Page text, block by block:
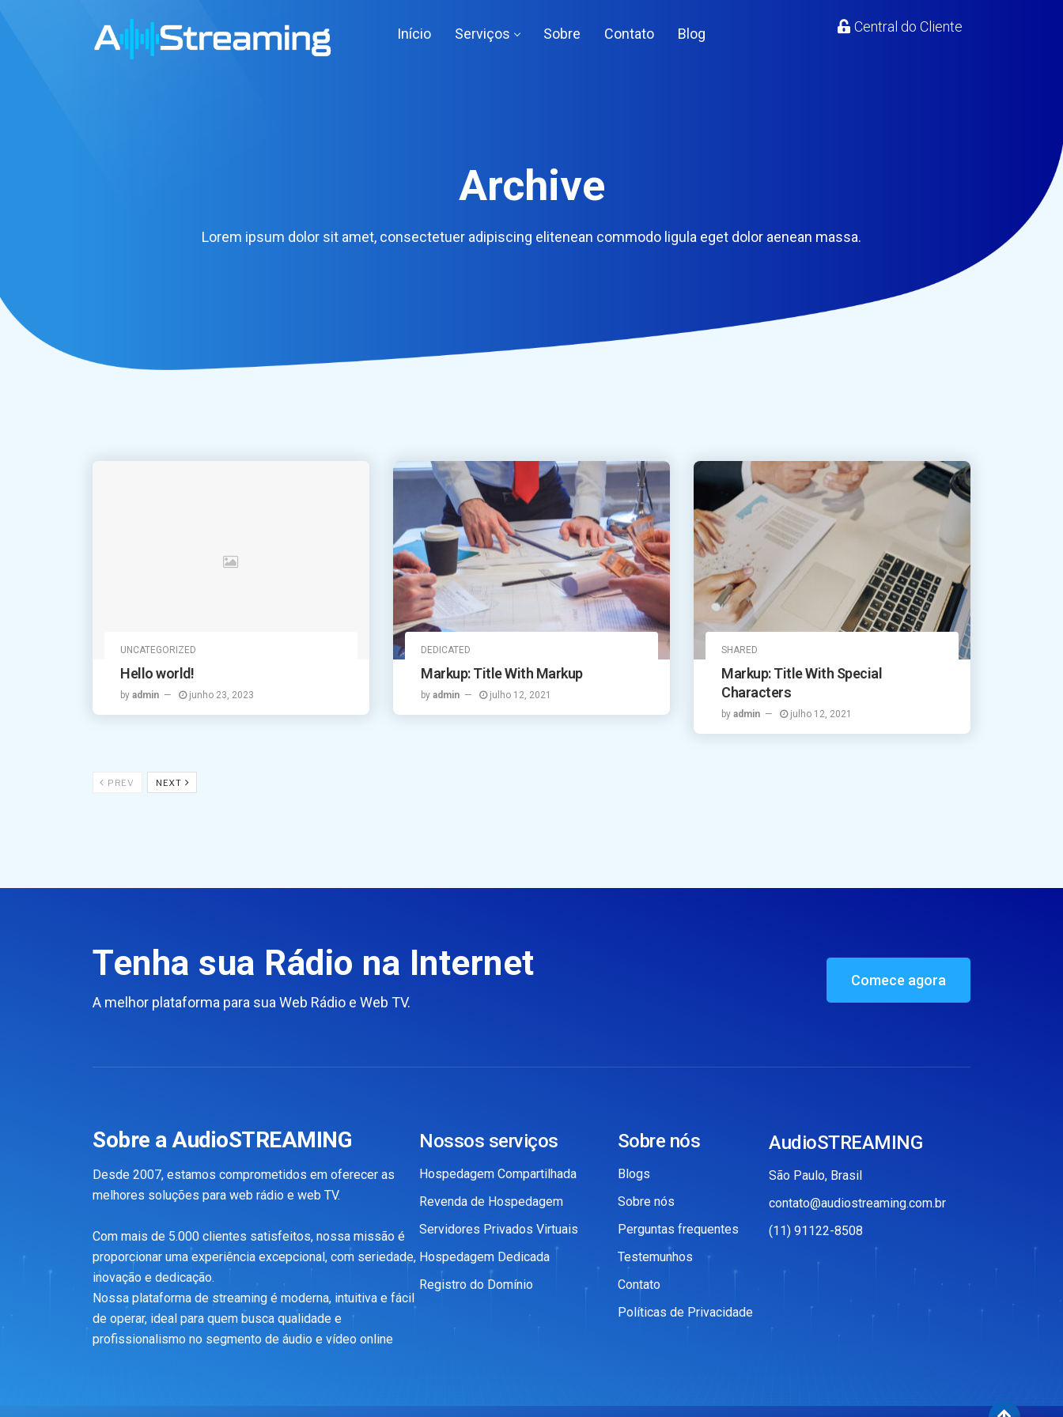
Início Serviços Sobre Contato Blog Central do Cliente
Archive​
Lorem ipsum dolor sit amet, consectetuer adipiscing elitenean commodo ligula eget dolor aenean massa.
UNCATEGORIZED
Hello world!
by admin junho 23, 2023
DEDICATED
Markup: Title With Markup
by admin julho 12, 2021
SHARED
Markup: Title With Special
Characters
by admin julho 12, 2021
PREV NEXT
Tenha sua Rádio na Internet
A melhor plataforma para sua Web Rádio e Web TV.
Comece agora
Sobre a AudioSTREAMING
Desde 2007, estamos comprometidos em oferecer as
melhores soluções para web rádio e web TV.
Com mais de 5.000 clientes satisfeitos, nossa missão é
proporcionar uma experiência excepcional, com seriedade,
inovação e dedicação.
Nossa plataforma de streaming é moderna, intuitiva e fácil
de operar, ideal para quem busca qualidade e
profissionalismo no segmento de áudio e vídeo online
Nossos serviços
Hospedagem Compartilhada
Revenda de Hospedagem
Servidores Privados Virtuais
Hospedagem Dedicada
Registro do Domínio
Sobre nós
Blogs
Sobre nós
Perguntas frequentes
Testemunhos
Contato
Políticas de Privacidade
AudioSTREAMING
São Paulo, Brasil
contato@audiostreaming.com.br
(11) 91122-8508